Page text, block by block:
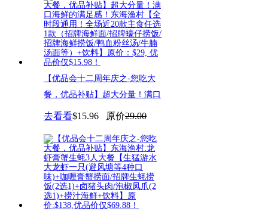
【优品会十二周年庆之-您吃大
餐，优品补贴】超大分量！满口
海
去看看$15.96 原价29.00